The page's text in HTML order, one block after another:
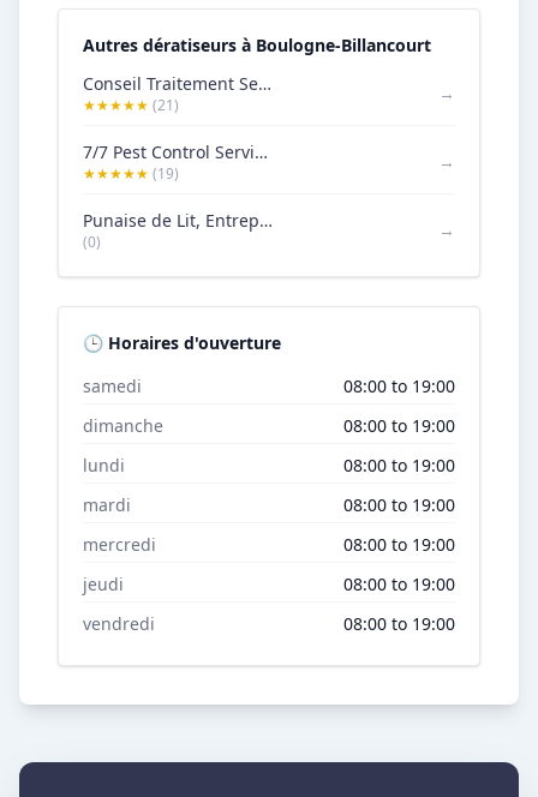
Autres dératiseurs à Boulogne-Billancourt
Conseil Traitement Service
★★★★★ (21)
→
7/7 Pest Control Services : Désinsectisation, Dératisation, Désinfection
★★★★★ (19)
→
Punaise de Lit, Entreprise de Dératisation Boulogne-Billancourt
(0)
→
🕒 Horaires d'ouverture
samedi
08:00 to 19:00
dimanche
08:00 to 19:00
lundi
08:00 to 19:00
mardi
08:00 to 19:00
mercredi
08:00 to 19:00
jeudi
08:00 to 19:00
vendredi
08:00 to 19:00